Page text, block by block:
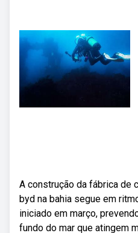
A construção da fábrica de
byd na bahia segue em
iniciado em março,
fundo do mar que atingem